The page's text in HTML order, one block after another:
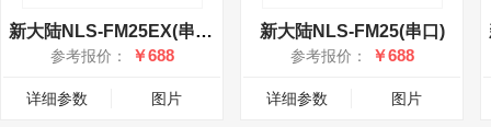
新大陆NLS-FM25EX(串口)
参考报价： ￥688
详细参数 图片
新大陆NLS-FM25(串口)
参考报价： ￥688
详细参数 图片